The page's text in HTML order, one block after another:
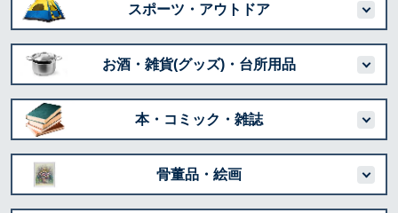
スポーツ・アウトドア
お酒・雑貨(グッズ)・台所用品
本・コミック・雑誌
骨董品・絵画